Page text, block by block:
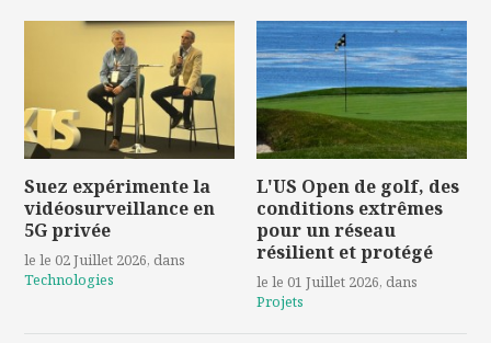
Suez expérimente la
vidéosurveillance en
5G privée
le le 02 Juillet 2026, dans
Technologies
L'US Open de golf, des
conditions extrêmes
pour un réseau
résilient et protégé
le le 01 Juillet 2026, dans
Projets